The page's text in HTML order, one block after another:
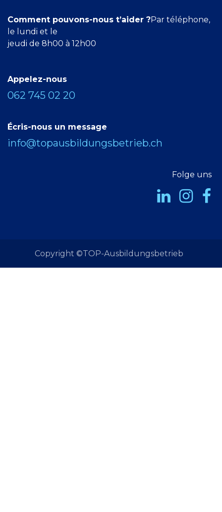
Comment pouvons-nous t’aider ?Par téléphone,
le lundi et le
jeudi de 8h00 à 12h00
Appelez-nous
062 745 02 20
Écris-nous un message
info@topausbildungsbetrieb.ch
Folge uns
Copyright ©TOP-Ausbildungsbetrieb